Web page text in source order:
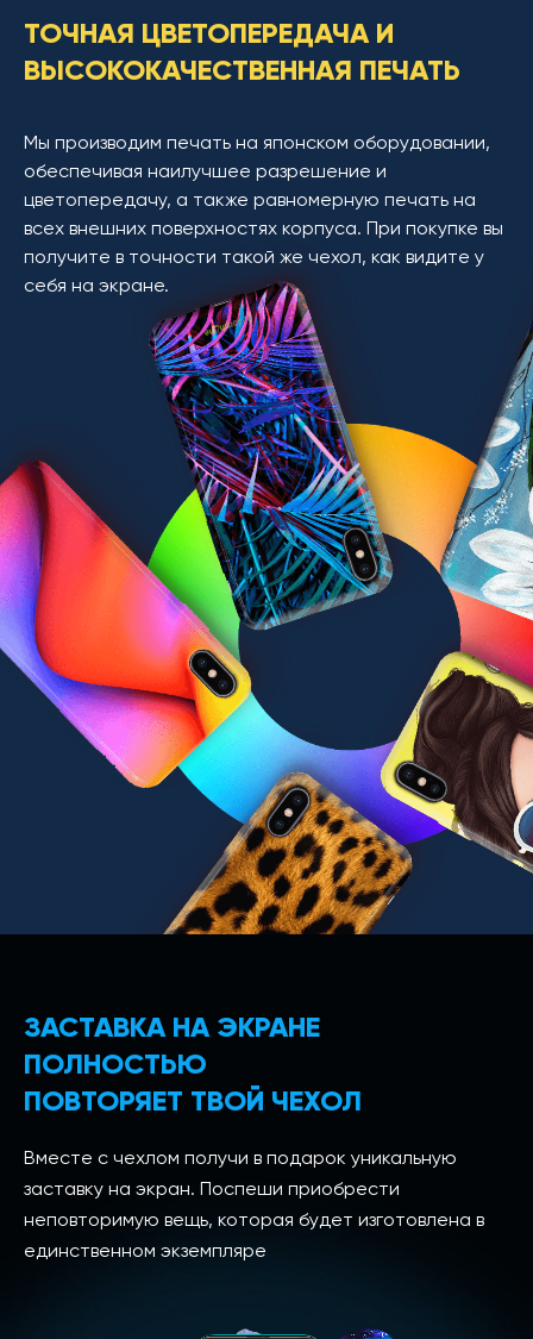
ТОЧНАЯ ЦВЕТОПЕРЕДАЧА И
ВЫСОКОКАЧЕСТВЕННАЯ ПЕЧАТЬ
Мы производим печать на японском оборудовании,
обеспечивая наилучшее разрешение и
цветопередачу, а также равномерную печать на
всех внешних поверхностях корпуса. При покупке вы
получите в точности такой же чехол, как видите у
себя на экране.
ЗАСТАВКА НА ЭКРАНЕ
ПОЛНОСТЬЮ
ПОВТОРЯЕТ ТВОЙ ЧЕХОЛ
Вместе с чехлом получи в подарок уникальную
заставку на экран. Поспеши приобрести
неповторимую вещь, которая будет изготовлена в
единственном экземпляре